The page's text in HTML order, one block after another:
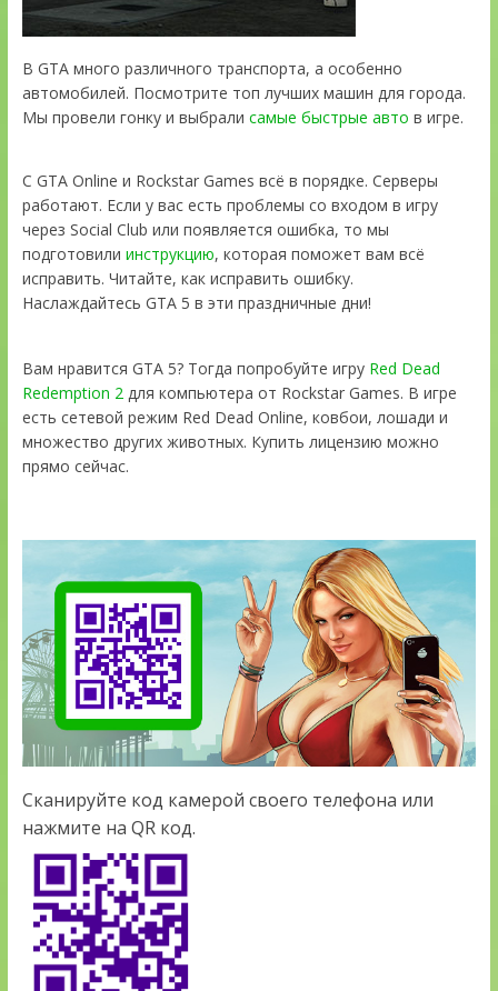
В GTA много различного транспорта, а особенно
автомобилей. Посмотрите топ лучших машин для города.
Мы провели гонку и выбрали самые быстрые авто в игре.
С GTA Online и Rockstar Games всё в порядке. Серверы
работают. Если у вас есть проблемы со входом в игру
через Social Club или появляется ошибка, то мы
подготовили инструкцию, которая поможет вам всё
исправить. Читайте, как исправить ошибку.
Наслаждайтесь GTA 5 в эти праздничные дни!
Вам нравится GTA 5? Тогда попробуйте игру Red Dead
Redemption 2для компьютера от Rockstar Games. В игре
есть сетевой режим Red Dead Online, ковбои, лошади и
множество других животных. Купить лицензию можно
прямо сейчас.
Сканируйте код камерой своего телефона или
нажмите на QR код.